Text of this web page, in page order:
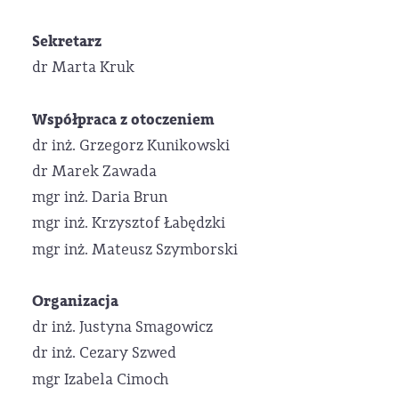
Sekretarz
dr Marta Kruk
Współpraca z otoczeniem
dr inż. Grzegorz Kunikowski
dr Marek Zawada
mgr inż. Daria Brun
mgr inż. Krzysztof Łabędzki
mgr inż. Mateusz Szymborski
Organizacja
dr inż. Justyna Smagowicz
dr inż. Cezary Szwed
mgr Izabela Cimoch